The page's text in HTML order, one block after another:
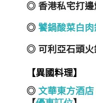
◎ 香港私宅打邊
◎ 饕鍋酸菜白肉
◎ 可利亞石頭火
【異國料理】
◎ 文華東方酒店